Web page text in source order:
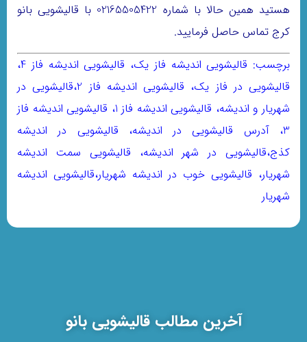
هستید همین حالا با شماره‌ 02165505422 با قالیشویی بانو
کرج تماس حاصل فرمایید.
برچسب: قالیشویی اندیشه فاز یک، قالیشویی اندیشه فاز 4،
قالیشویی در فاز یک، قالیشویی اندیشه فاز 2،قالیشویی در
شهریار و اندیشه، قالیشویی اندیشه فاز 1، قالیشویی اندیشه فاز
3، آدرس قالیشویی در اندیشه، قالیشویی در اندیشه
کذج،قالیشویی در شهر اندیشه، قالیشویی سمت اندیشه
شهریار، قالیشویی خوب در اندیشه شهریار،قالیشویی اندیشه
شهریار
آخرین مطالب قالیشویی بانو